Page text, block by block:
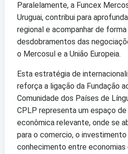
Paralelamente, a Funcex
Uruguai, contribui para
regional e acompanhar de
desdobramentos das
o Mercosul e a União Europeia.
Esta estratégia de
reforça a ligação da Fundação
Comunidade dos Países de
CPLP representa um espaço
econômica relevante, onde se
para o comercio, o
conhecimento entre economias